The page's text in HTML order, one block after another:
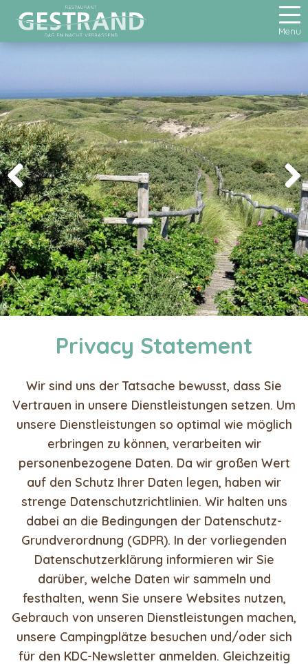
Menu
Previous Next
Privacy Statement
Wir sind uns der Tatsache bewusst, dass Sie
Vertrauen in unsere Dienstleistungen setzen. Um
unsere Dienstleistungen so optimal wie möglich
erbringen zu können, verarbeiten wir
personenbezogene Daten. Da wir großen Wert
auf den Schutz Ihrer Daten legen, haben wir
strenge Datenschutzrichtlinien. Wir halten uns
dabei an die Bedingungen der Datenschutz-
Grundverordnung (GDPR). In der vorliegenden
Datenschutzerklärung informieren wir Sie
darüber, welche Daten wir sammeln und
festhalten, wenn Sie unsere Websites nutzen,
Gebrauch von unseren Dienstleistungen machen,
unsere Campingplätze besuchen und/oder sich
für den KDC-Newsletter anmelden. Gleichzeitig